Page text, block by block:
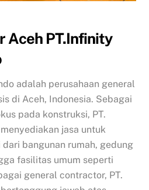
Aceh PT.Infinity
adalah perusahaan general
di Aceh, Indonesia. Sebagai
pada konstruksi, PT.
jasa untuk
bangunan rumah, gedung
fasilitas umum seperti
general contractor, PT.